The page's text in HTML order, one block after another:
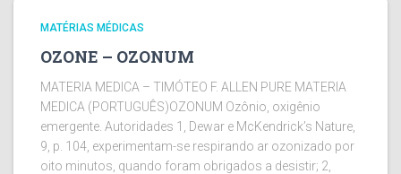
MATÉRIAS MÉDICAS
OZONE – OZONUM
MATERIA MEDICA – TIMÓTEO F. ALLEN PURE MATERIA
MEDICA (PORTUGUÊS)OZONUM Ozônio, oxigênio
emergente. Autoridades 1, Dewar e McKendrick’s Nature,
9, p. 104, experimentam-se respirando ar ozonizado por
oito minutos, quando foram obrigados a desistir; 2,